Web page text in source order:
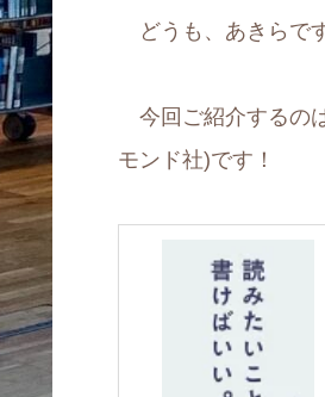
どうも、あきらで
今回ご紹介するの
モンド社)です！